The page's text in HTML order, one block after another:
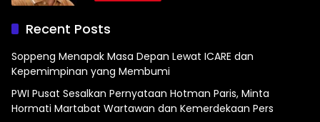
Recent Posts
Soppeng Menapak Masa Depan Lewat ICARE dan
Kepemimpinan yang Membumi
PWI Pusat Sesalkan Pernyataan Hotman Paris, Minta
Hormati Martabat Wartawan dan Kemerdekaan Pers